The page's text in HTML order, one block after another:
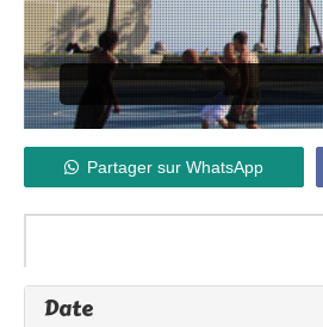
Partager sur WhatsApp
Date